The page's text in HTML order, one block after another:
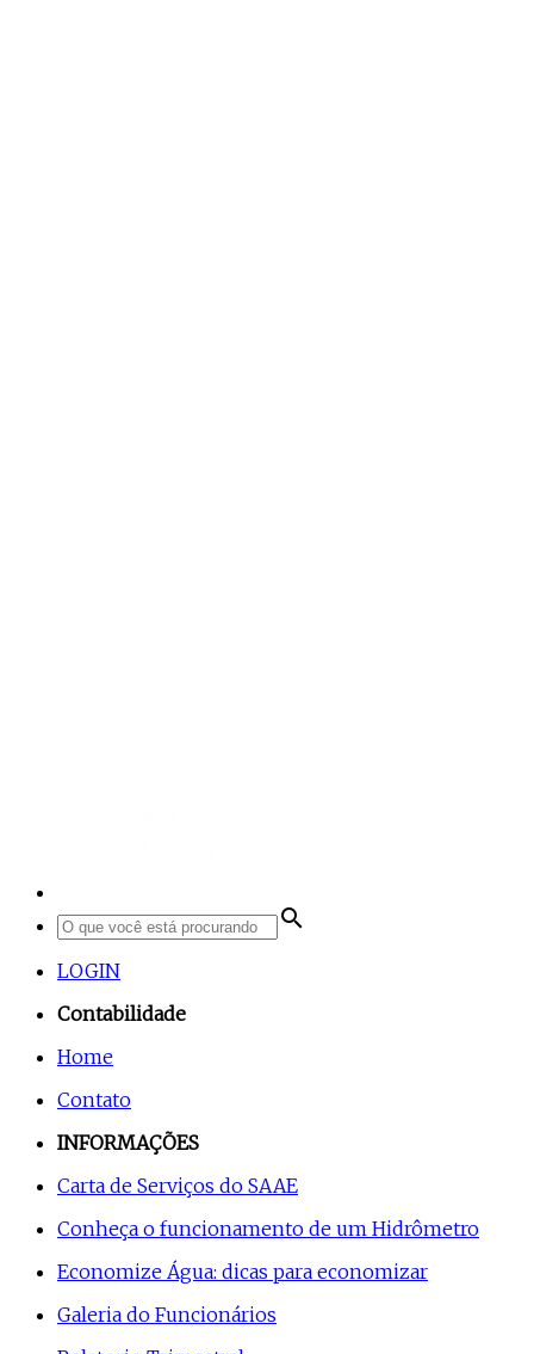
search
LOGIN
Contabilidade
Home
Contato
INFORMAÇÕES
Carta de Serviços do SAAE
Conheça o funcionamento de um Hidrômetro
Economize Água: dicas para economizar
Galeria do Funcionários